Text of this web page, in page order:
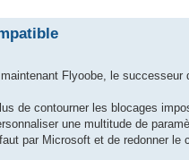
Flyoobe, le successeur
de contourner les blocages
une multitude de
par Microsoft et de redonner le